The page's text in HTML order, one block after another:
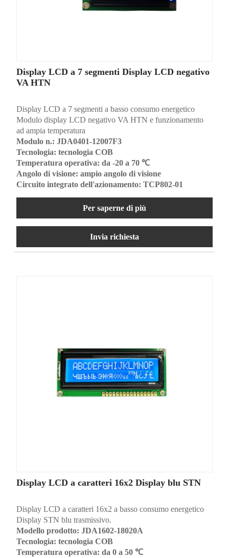
Display LCD a 7 segmenti Display LCD negativo
VA HTN
Display LCD a 7 segmenti a basso consumo energetico
Modulo display LCD negativo VA HTN e funzionamento
ad ampia temperatura
Modulo n.: JDA0401-12007F3
Tecnologia: tecnologia COB
Temperatura operativa: da -20 a 70 ℃
Angolo di visione: ampio angolo di visione
Circuito integrato dell'azionamento: TCP802-01
Per saperne di più
Invia richiesta
Display LCD a caratteri 16x2 Display blu STN
Display LCD a caratteri 16x2 a basso consumo energetico
Display STN blu trasmissivo.
Modello prodotto: JDA1602-18020A
Tecnologia: tecnologia COB
Temperatura operativa: da 0 a 50 ℃